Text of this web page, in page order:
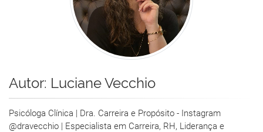
Autor: Luciane Vecchio
Psicóloga Clínica | Dra. Carreira e Propósito - Instagram
@dravecchio | Especialista em Carreira, RH, Liderança e